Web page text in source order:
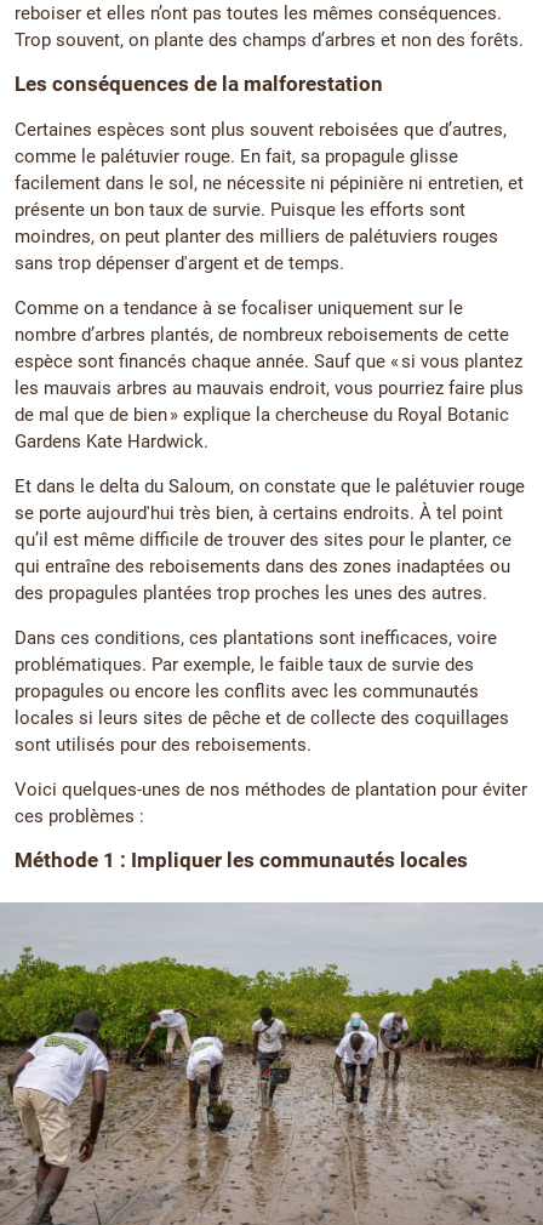
reboiser et elles n’ont pas toutes les mêmes conséquences.
Trop souvent, on plante des champs d’arbres et non des forêts.
Les conséquences de la malforestation
Certaines espèces sont plus souvent reboisées que d’autres,
comme le palétuvier rouge. En fait, sa propagule glisse
facilement dans le sol, ne nécessite ni pépinière ni entretien, et
présente un bon taux de survie. Puisque les efforts sont
moindres, on peut planter des milliers de palétuviers rouges
sans trop dépenser d'argent et de temps.
Comme on a tendance à se focaliser uniquement sur le
nombre d’arbres plantés, de nombreux reboisements de cette
espèce sont financés chaque année. Sauf que « si vous plantez
les mauvais arbres au mauvais endroit, vous pourriez faire plus
de mal que de bien » explique la chercheuse du Royal Botanic
Gardens Kate Hardwick.
Et dans le delta du Saloum, on constate que le palétuvier rouge
se porte aujourd'hui très bien, à certains endroits. À tel point
qu’il est même difficile de trouver des sites pour le planter, ce
qui entraîne des reboisements dans des zones inadaptées ou
des propagules plantées trop proches les unes des autres.
Dans ces conditions, ces plantations sont inefficaces, voire
problématiques. Par exemple, le faible taux de survie des
propagules ou encore les conflits avec les communautés
locales si leurs sites de pêche et de collecte des coquillages
sont utilisés pour des reboisements.
Voici quelques-unes de nos méthodes de plantation pour éviter
ces problèmes :
Méthode 1 : Impliquer les communautés locales